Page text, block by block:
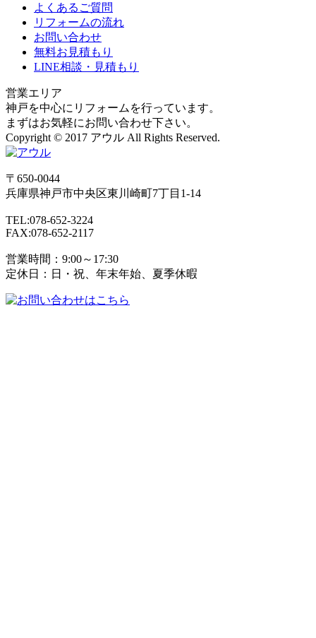
よくあるご質問
リフォームの流れ
お問い合わせ
無料お見積もり
LINE相談・見積もり
営業エリア
神戸を中心にリフォームを行っています。
まずはお気軽にお問い合わせ下さい。
Copyright © 2017 アウル All Rights Reserved.
〒650-0044
兵庫県神戸市中央区東川崎町7丁目1-14
TEL:078-652-3224
FAX:078-652-2117
営業時間：9:00～17:30
定休日：日・祝、年末年始、夏季休暇